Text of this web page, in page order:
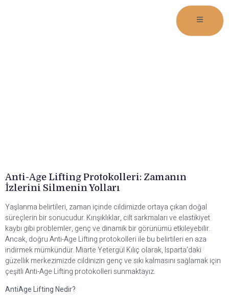
Anti-Age Lifting Protokolleri: Zamanın
İzlerini Silmenin Yolları
Yaşlanma belirtileri, zaman içinde cildimizde ortaya çıkan doğal
süreçlerin bir sonucudur. Kırışıklıklar, cilt sarkmaları ve elastikiyet
kaybı gibi problemler, genç ve dinamik bir görünümü etkileyebilir.
Ancak, doğru Anti-Age Lifting protokolleri ile bu belirtileri en aza
indirmek mümkündür. Miarte Yetergül Kılıç olarak, Isparta’daki
güzellik merkezimizde cildinizin genç ve sıkı kalmasını sağlamak için
çeşitli Anti-Age Lifting protokolleri sunmaktayız.
AntiAge Lifting Nedir?